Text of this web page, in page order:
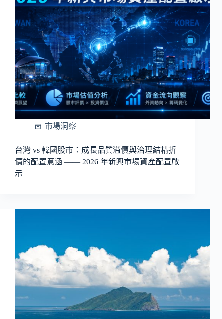
市場洞察
台灣 vs 韓國股市：成長品質溢價與治理結構折
價的配置意涵 —— 2026 年新興市場資產配置啟
示